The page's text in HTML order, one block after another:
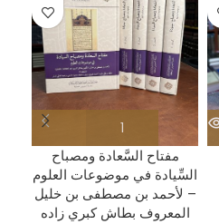
مفتاح السَّعادة ومصباح
السِّيادة في موضوعات العلوم
– لأحمد بن مصطفى بن خليل
المعروف بطاش كبري زاده